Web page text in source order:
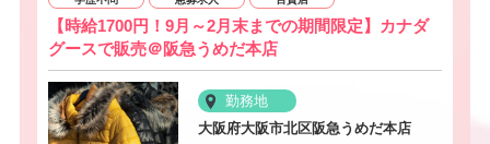
【時給1700円！9月～2月末までの期間限定】カナダ
グースで販売＠阪急うめだ本店
勤務地
大阪府大阪市北区阪急うめだ本店